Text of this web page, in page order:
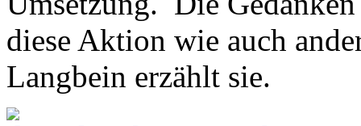
diese Aktion wie auch
Langbein erzählt sie.